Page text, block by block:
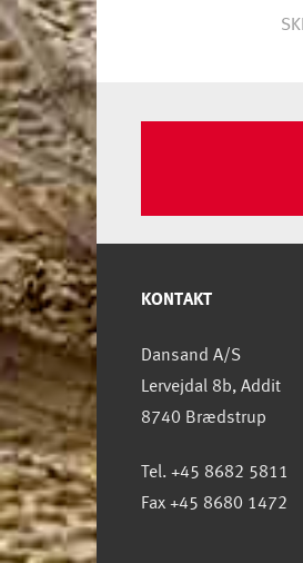
KONTAKT
Dansand A/S
Lervejdal 8b, Addit
8740 Brædstrup
Tel. +45 8682 5811
Fax +45 8680 1472